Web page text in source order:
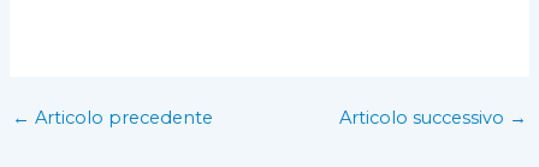
← Articolo precedente Articolo successivo →